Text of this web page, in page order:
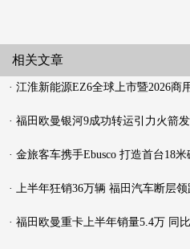
相关文章
· 江淮新能源EZ6全球上市暨2026商
· 福田欧曼银河9成功转运引力火箭
· 金旅客车携手Ebusco 打造首台18
· 上半年狂销36万辆 福田汽车断层领
· 福田欧曼重卡上半年销量5.4万 同